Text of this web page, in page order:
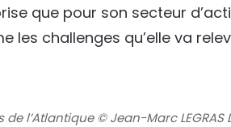
que pour son secteur
les challenges qu’elle va
de l’Atlantique © Jean-Marc LEGRAS